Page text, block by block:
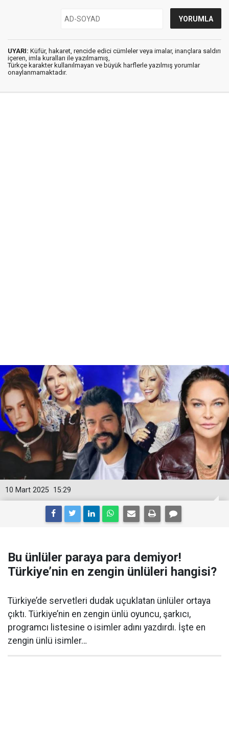
UYARI: Küfür, hakaret, rencide edici cümleler veya imalar, inançlara saldırı
içeren, imla kuralları ile yazılmamış,
Türkçe karakter kullanılmayan ve büyük harflerle yazılmış yorumlar
onaylanmamaktadır.
15:29
10 Mart 2025
Bu ünlüler paraya para demiyor!
Türkiye’nin en zengin ünlüleri hangisi?
Türkiye’de servetleri dudak uçuklatan ünlüler ortaya
çıktı. Türkiye’nin en zengin ünlü oyuncu, şarkıcı,
programcı listesine o isimler adını yazdırdı. İşte en
zengin ünlü isimler…